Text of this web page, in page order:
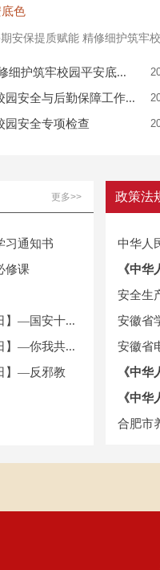
色
安保提质赋能 精修细护筑牢校
细护筑牢校园平安底...
园安全与后勤保障工作...
园安全专项检查
更多>>
通知书
修课
】—国安十...
】—你我共...
】—反邪教
政策法
中华人
《中华
安全生
安徽省
安徽省
《中
《中
合肥市